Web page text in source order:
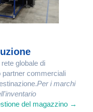
globale di
partner commerciali
Per i marchi
del magazzino →